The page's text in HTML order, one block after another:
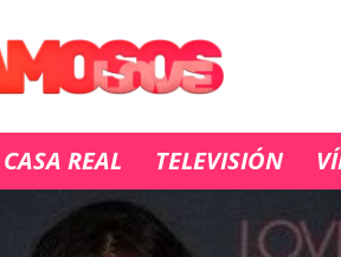
CASA REAL TELEVISIÓN